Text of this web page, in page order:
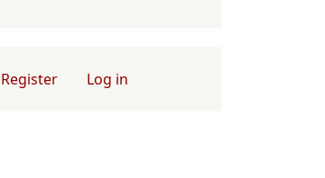
User account menu
Register Log in